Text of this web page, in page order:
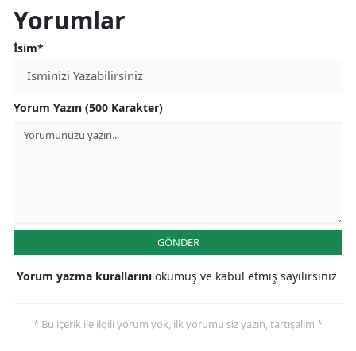
Yorumlar
İsim*
Yorum Yazın (500 Karakter)
GÖNDER
Yorum yazma kurallarını okumuş ve kabul etmiş sayılırsınız
* Bu içerik ile ilgili yorum yok, ilk yorumu siz yazın, tartışalım *